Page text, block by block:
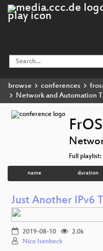
browse conferences
Network and Automation
Full playlist:
name duration
Just Another IPv6
2019-08-10
2.0k
Nico Isenbeck